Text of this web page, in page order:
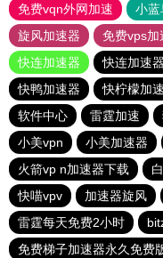
免费vqn外网加速
小蓝
旋风加速器
免费vps加
快连加速器
快连加速
快鸭加速器
快柠檬加
软件中心
雷霆加速
小美vpn
小美加速器
火箭vp n加速器下载
快喵vpv
加速器旋风
雷霆每天免费2小时
免费梯子加速器永久免费